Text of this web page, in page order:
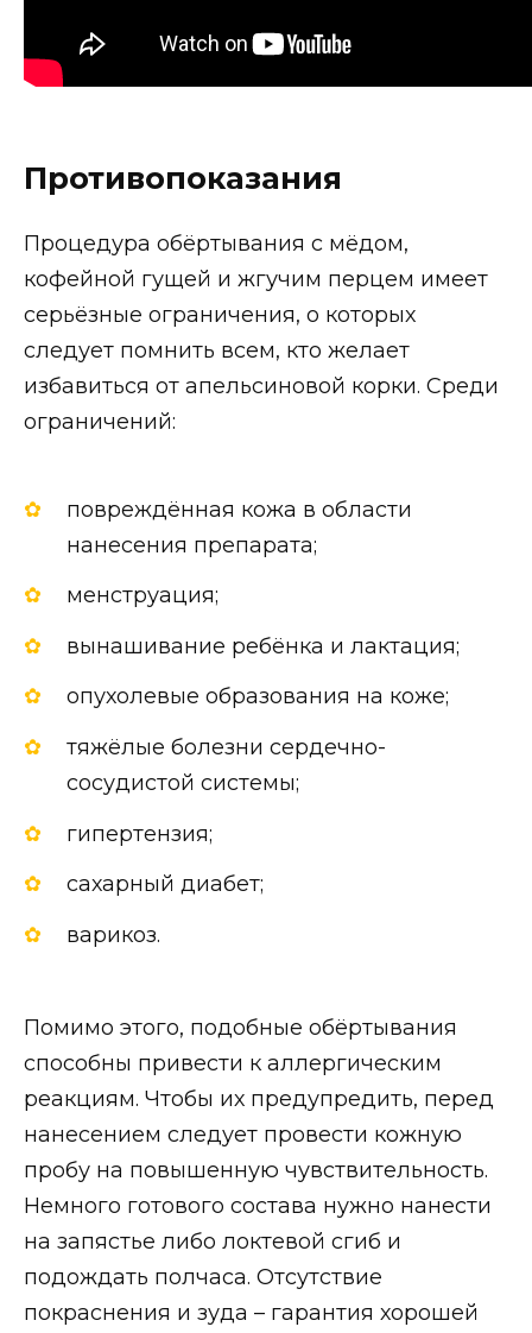
Противопоказания
Процедура обёртывания с мёдом,
кофейной гущей и жгучим перцем имеет
серьёзные ограничения, о которых
следует помнить всем, кто желает
избавиться от апельсиновой корки. Среди
ограничений:
повреждённая кожа в области
нанесения препарата;
менструация;
вынашивание ребёнка и лактация;
опухолевые образования на коже;
тяжёлые болезни сердечно-
сосудистой системы;
гипертензия;
сахарный диабет;
варикоз.
Помимо этого, подобные обёртывания
способны привести к аллергическим
реакциям. Чтобы их предупредить, перед
нанесением следует провести кожную
пробу на повышенную чувствительность.
Немного готового состава нужно нанести
на запястье либо локтевой сгиб и
подождать полчаса. Отсутствие
покраснения и зуда – гарантия хорошей